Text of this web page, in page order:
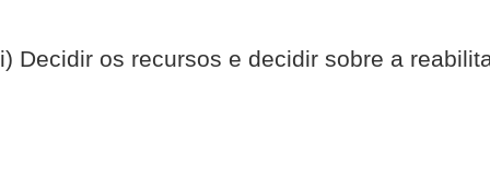
i) Decidir os recursos e decidir sobre a